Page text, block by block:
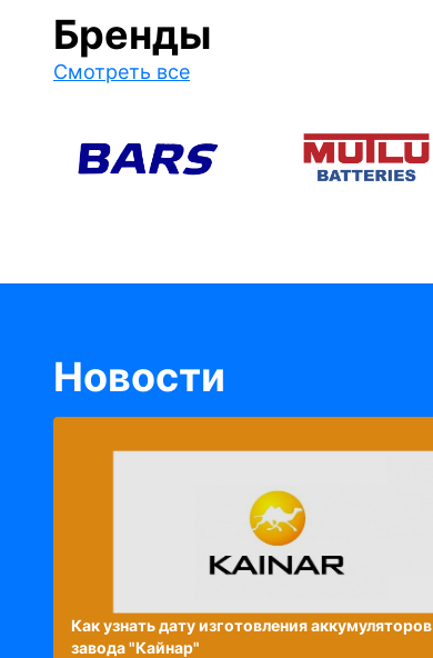
Бренды
Смотреть все
Новости
Как узнать дату изготовления аккумуляторов
завода "Кайнар"